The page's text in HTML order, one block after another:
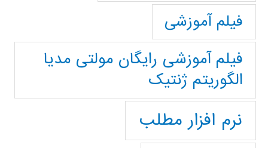
فیلم آموزشی
فیلم آموزشی رایگان مولتی مدیا
الگوریتم ژنتیک
نرم افزار مطلب